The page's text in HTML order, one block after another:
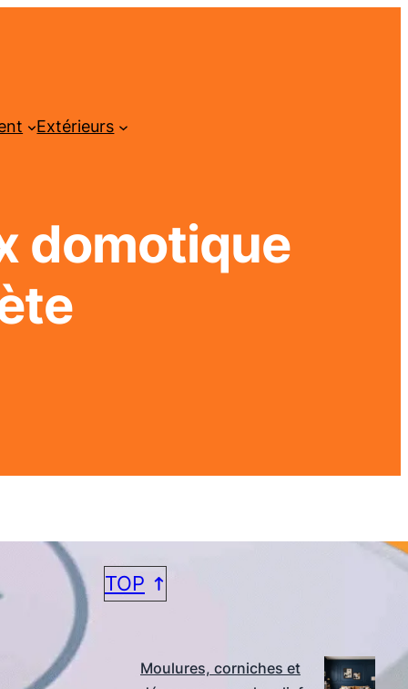
Extérieurs
domotique
TOP
Moulures, corniches et